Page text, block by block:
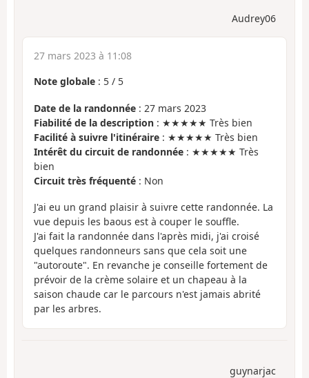
Audrey06
27 mars 2023 à 11:08
Note globale : 5 / 5
Date de la randonnée : 27 mars 2023
Fiabilité de la description : ★★★★★ Très bien
Facilité à suivre l'itinéraire : ★★★★★ Très bien
Intérêt du circuit de randonnée : ★★★★★ Très
bien
Circuit très fréquenté : Non
J'ai eu un grand plaisir à suivre cette randonnée. La
vue depuis les baous est à couper le souffle.
J'ai fait la randonnée dans l'après midi, j'ai croisé
quelques randonneurs sans que cela soit une
"autoroute". En revanche je conseille fortement de
prévoir de la crème solaire et un chapeau à la
saison chaude car le parcours n'est jamais abrité
par les arbres.
guynarjac